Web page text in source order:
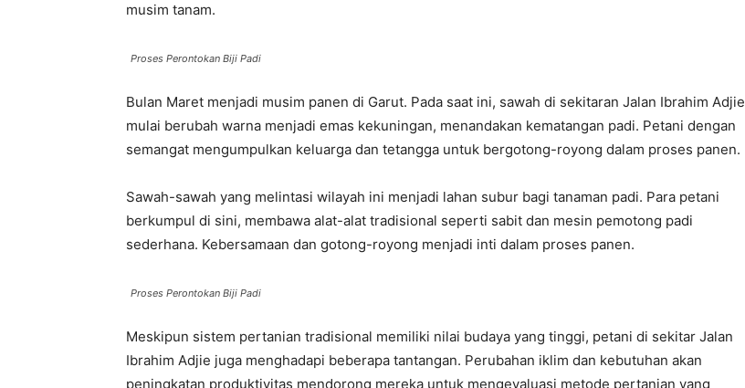
musim tanam.
Proses Perontokan Biji Padi
Bulan Maret menjadi musim panen di Garut. Pada saat ini, sawah di sekitaran Jalan Ibrahim Adjie
mulai berubah warna menjadi emas kekuningan, menandakan kematangan padi. Petani dengan
semangat mengumpulkan keluarga dan tetangga untuk bergotong-royong dalam proses panen.
Sawah-sawah yang melintasi wilayah ini menjadi lahan subur bagi tanaman padi. Para petani
berkumpul di sini, membawa alat-alat tradisional seperti sabit dan mesin pemotong padi
sederhana. Kebersamaan dan gotong-royong menjadi inti dalam proses panen.
Proses Perontokan Biji Padi
Meskipun sistem pertanian tradisional memiliki nilai budaya yang tinggi, petani di sekitar Jalan
Ibrahim Adjie juga menghadapi beberapa tantangan. Perubahan iklim dan kebutuhan akan
peningkatan produktivitas mendorong mereka untuk mengevaluasi metode pertanian yang